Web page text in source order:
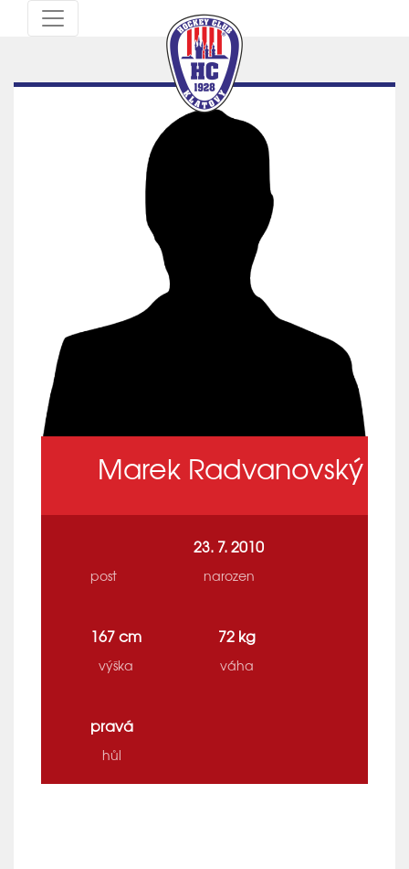
Marek Radvanovský
post
23. 7. 2010
narozen
167 cm
výška
72 kg
váha
pravá
hůl